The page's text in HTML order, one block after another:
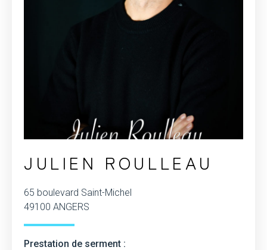
JULIEN ROULLEAU
65 boulevard Saint-Michel
49100 ANGERS
Prestation de serment :